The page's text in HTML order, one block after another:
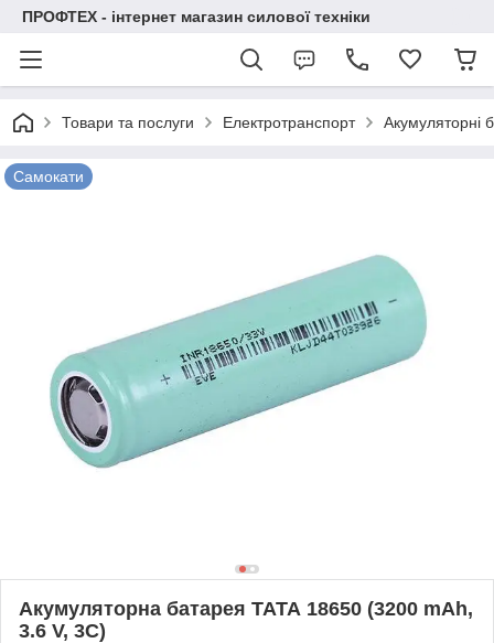
ПРОФТЕХ - інтернет магазин силової техніки
Товари та послуги Електротранспорт Акумуляторні
Самокати
Акумуляторна батарея ТАТА 18650 (3200 mAh,
3.6 V, 3C)